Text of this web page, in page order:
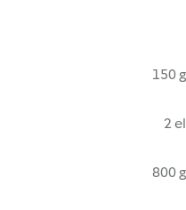
150 g
2 el
800 g